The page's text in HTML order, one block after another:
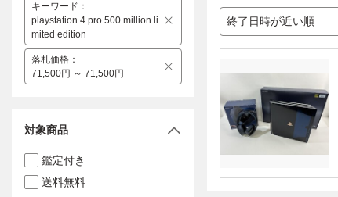
終了日時が近い順
キーワード ：
playstation 4 pro 500 million li
mited edition
落札価格 ：
71,500円 ～ 71,500円
対象商品
鑑定付き
送料無料